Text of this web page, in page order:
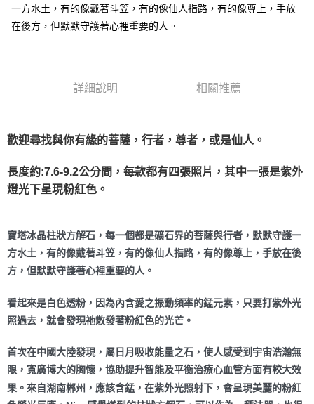
全家取貨付款
每筆NT$80，滿NT$3,000(含以上)免運費
賣家宅配幫您送（台灣）
郵局幫你送（離島）
付款後門市自取
一方水土，有的像戴著斗笠，有的像仙人指路，有的像尊上，手放
在後方，但默默守護著心裡重要的人。
詳細說明 相關推薦
歡迎尋找與你有緣的菩薩，行者，尊者，或是仙人。
長度約:7.6-9.2公分間，每款都有四張照片，其中一張是紫外
燈光下呈現粉紅色。
寶塔冰晶柱狀方解石，每一個都是礦石界的菩薩與行者，默默守護一
方水土，有的像戴著斗笠，有的像仙人指路，有的像尊上，手放在後
方，但默默守護著心裡重要的人。
看起來是白色透粉，因為內含愛之振動頻率的錳元素，只要打紫外光
照過去，就會發現祂散發著粉紅色的光芒。
首次在中國大陸發現，屬日月吸收能量之石，使人感受到宇宙浩瀚無
限，寬廣博大的胸懷，協助提升智能及平衡治療心血管方面有較大效
果。來自湖南郴州，應該含錳，在紫外光照射下，會呈現美麗的粉紅